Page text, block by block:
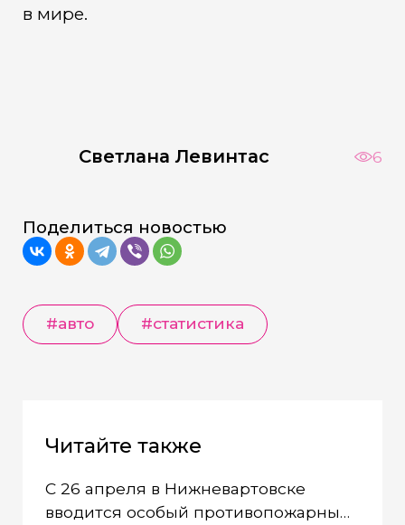
в мире.
Светлана Левинтас 6
Поделиться новостью
#авто #статистика
Читайте также
С 26 апреля в Нижневартовске
вводится особый противопожарный